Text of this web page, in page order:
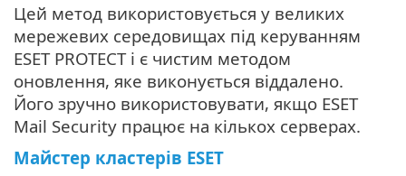
Цей метод використовується у великих
мережевих середовищах під керуванням
ESET PROTECT і є чистим методом
оновлення, яке виконується віддалено.
Його зручно використовувати, якщо ESET
Mail Security працює на кількох серверах.
Майстер кластерів ESET